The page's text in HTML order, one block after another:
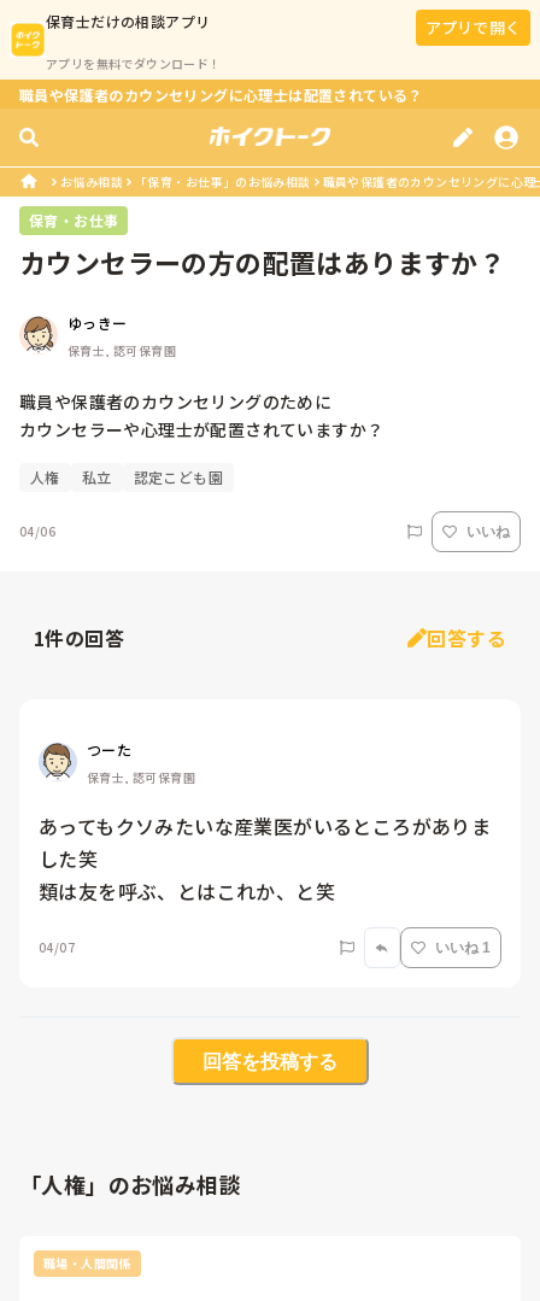
保育士だけの相談アプリ
アプリを無料でダウンロード！
アプリで開く
職員や保護者のカウンセリングに心理士は配置されている？
お悩み相談 「保育・お仕事」のお悩み相談 職員や保護者のカウンセリングに心
保育・お仕事
カウンセラーの方の配置はありますか？
ゆっきー
保育士, 認可保育園
職員や保護者のカウンセリングのために
人権 私立 認定こども園
04/06 いいね
1件の回答 回答する
つーた
保育士, 認可保育園
あってもクソみたいな産業医がいるところがありま
した笑
類は友を呼ぶ、とはこれか、と笑
04/07 いいね 1
回答を投稿する
「人権」のお悩み相談
職場・人間関係